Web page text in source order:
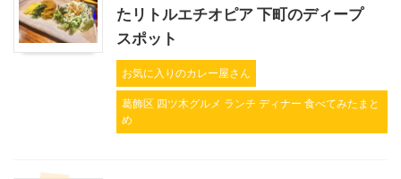
たリトルエチオピア 下町のディープ
スポット
お気に入りのカレー屋さん
葛飾区 四ツ木グルメ ランチ ディナー 食べてみたまと
め